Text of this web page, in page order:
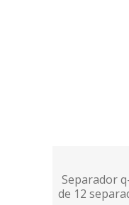
Separador
de 12